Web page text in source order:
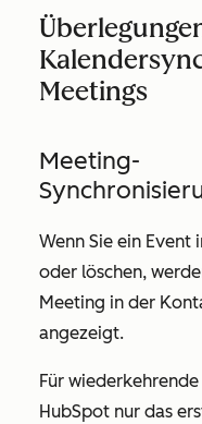
Meetings
Meeting-
Wenn Sie ein
oder löschen,
Meeting in der
angezeigt.
Für
HubSpot nur das